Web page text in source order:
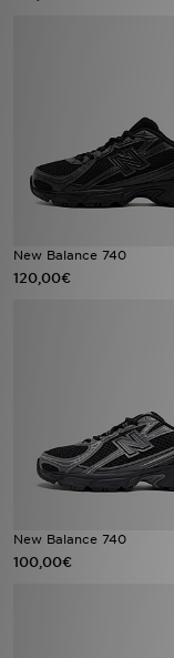
New Balance 740
120,00€
New Balance 740
100,00€
TRABALHA
FAQs